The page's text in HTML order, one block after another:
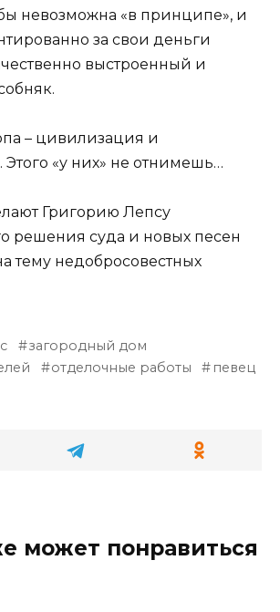
невозможна «в принципе», и
за свои деньги
выстроенный и
– цивилизация и
Этого «у них» не отнимешь…
Григорию Лепсу
решения суда и новых песен
тему недобросовестных
загородный дом
отделочные работы
певец
может понравиться